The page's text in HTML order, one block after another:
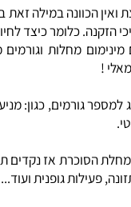
סביבתיים (אורח
במילה זאת בכדי
כלומר כיצד לחיות
מחלות וגורמים
כגון: מניעת